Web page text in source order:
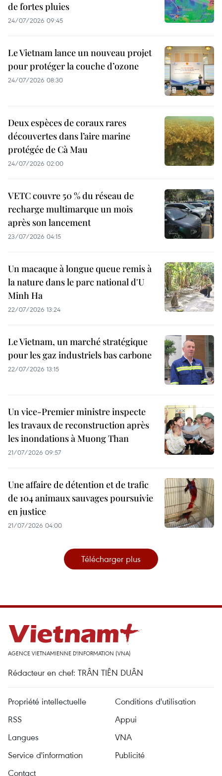
de fortes pluies
24/07/2026 09:45
Le Vietnam lance un nouveau projet
pour protéger la couche d’ozone
24/07/2026 08:30
Deux espèces de coraux rares
découvertes dans l’aire marine
protégée de Cà Mau
24/07/2026 02:00
VETC couvre 50 % du réseau de
recharge multimarque un mois
après son lancement
23/07/2026 04:15
Un macaque à longue queue remis à
la nature dans le parc national d'U
Minh Ha
22/07/2026 13:24
Le Vietnam, un marché stratégique
pour les gaz industriels bas carbone
22/07/2026 13:15
Un vice-Premier ministre inspecte
les travaux de reconstruction après
les inondations à Muong Than
21/07/2026 09:57
Une affaire de détention et de trafic
de 104 animaux sauvages poursuivie
en justice
21/07/2026 04:00
Télécharger plus
AGENCE VIETNAMIENNE D'INFORMATION (VNA)
Rédacteur en chef: TRÂN TIÊN DUÂN
Propriété intellectuelle
Conditions d'utilisation
RSS
Appui
Langues
VNA
Service d'information
Publicité
Contact